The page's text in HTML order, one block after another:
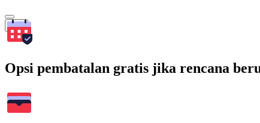
Cari
Opsi pembatalan gratis jika rencana